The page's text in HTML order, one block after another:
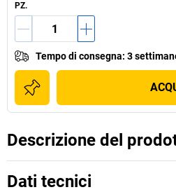
PZ.
Tempo di consegna: 3
Descrizione del
Dati tecnici